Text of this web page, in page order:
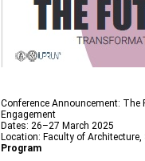
Conference Announcement:
Engagement
Dates: 26–27 March 2025
Location: Faculty of
Program